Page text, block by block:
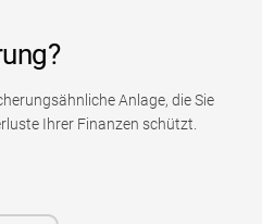
Anlage, die Sie
Ihrer Finanzen schützt.